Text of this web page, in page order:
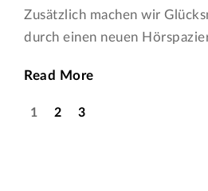
Zusätzlich machen wir
durch einen neuen
Read More
1 2 3